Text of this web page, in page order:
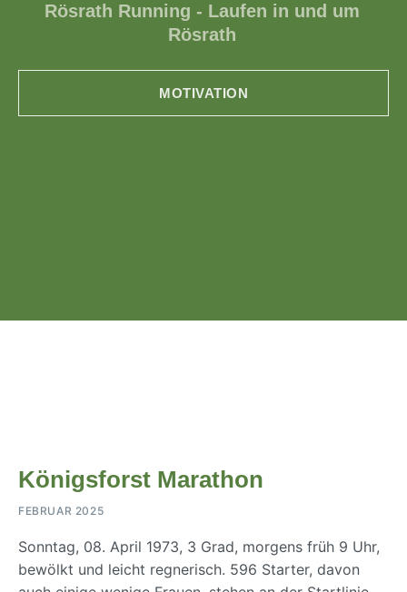
Rösrath Running - Laufen in und um
Rösrath
MOTIVATION
Königsforst Marathon
FEBRUAR 2025
Sonntag, 08. April 1973, 3 Grad, morgens früh 9 Uhr,
bewölkt und leicht regnerisch. 596 Starter, davon